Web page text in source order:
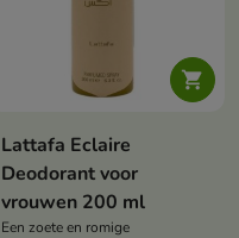

Lattafa Eclaire
Deodorant voor
vrouwen 200 ml
Een zoete en romige